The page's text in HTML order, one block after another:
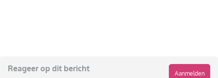
Reageer op dit bericht
Aanmelden